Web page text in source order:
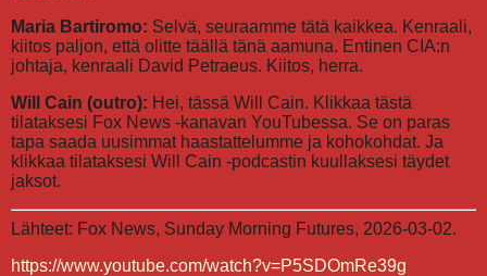
Maria Bartiromo: Selvä, seuraamme tätä kaikkea. Kenraali,
kiitos paljon, että olitte täällä tänä aamuna. Entinen CIA:n
johtaja, kenraali David Petraeus. Kiitos, herra.
Will Cain (outro): Hei, tässä Will Cain. Klikkaa tästä
tilataksesi Fox News -kanavan YouTubessa. Se on paras
tapa saada uusimmat haastattelumme ja kohokohdat. Ja
klikkaa tilataksesi Will Cain -podcastin kuullaksesi täydet
jaksot.
Lähteet: Fox News, Sunday Morning Futures, 2026-03-02.
https://www.youtube.com/watch?v=P5SDOmRe39g